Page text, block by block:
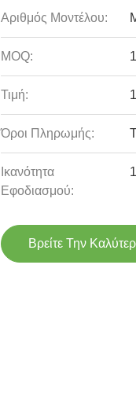
Αριθμός Μοντέλου:
MOQ: 1
Τιμή:
Όροι Πληρωμής:
Ικανότητα
Εφοδιασμού:
Βρείτε Την